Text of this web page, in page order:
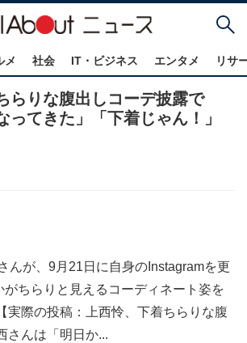
メ 社会 IT・ビジネス エンタメ リサ
らりな腹出しコーデ披露で
ってきた」「下着じゃん！」
んが、9月21日に自身のInstagramを更
がちらりと見えるコーディネート姿を
実際の投稿：上西怜、下着ちらりな腹
さんは「明日か...